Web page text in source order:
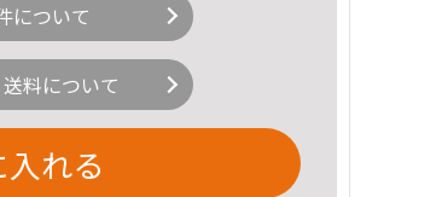
について
料について
れる